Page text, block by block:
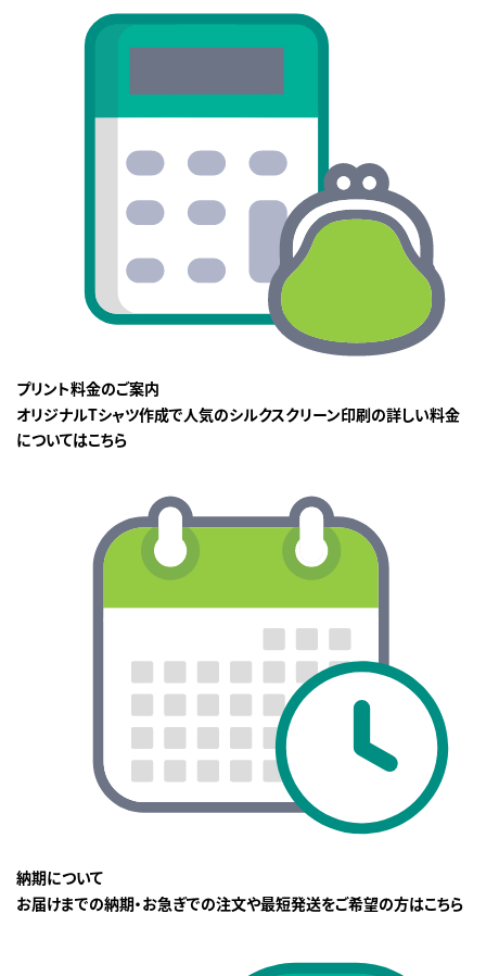
プリント料金のご案内
オリジナルTシャツ作成で人気のシルクスクリーン印刷の詳しい料金
についてはこちら
納期について
お届けまでの納期・お急ぎでの注文や最短発送をご希望の方はこちら